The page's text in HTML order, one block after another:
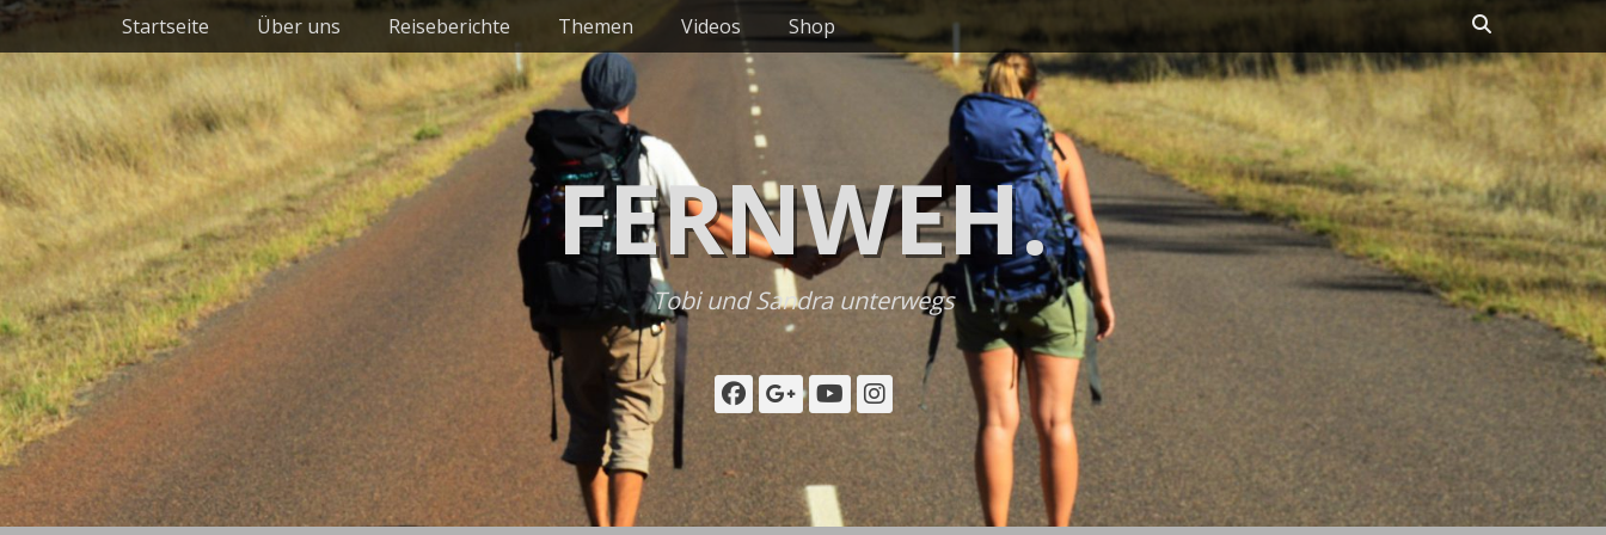
Zum
Inhalt
springen
Primäres Menü
Startseite Über uns Reiseberichte Themen Videos Shop Suchen
FERNWEH.
Tobi und Sandra unterwegs
Facebook
Googleplus
YouTube
Instagram